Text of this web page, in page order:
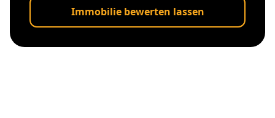
Immobilie bewerten lassen